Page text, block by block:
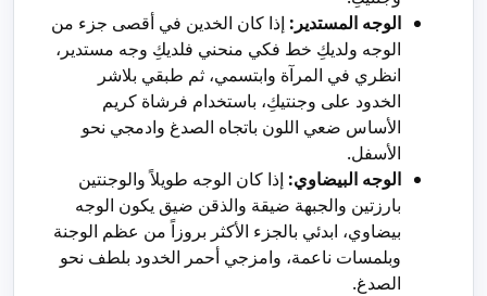
الوجه المستدير: إذا كان الخدين في أقصى جزء من
الوجه ولديكِ خط فكي منحني فلديكِ وجه مستدير،
انظري في المرآة وابتسمي، ثم طبقي بلاشر
الخدود على وجنتيكِ، باستخدام فرشاة كريم
الأساس ضعي اللون باتجاه الصدغ وادمجي نحو
الأسفل.
الوجه البيضاوي: إذا كان الوجه طويلاً والوجنتين
بارزتين والجبهة ضيقة والذقن ضيق يكون الوجه
بيضاوي، ابدئي بالجزء الأكثر بروزاً من عظم الوجنة
وبلمسات ناعمة، وامزجي أحمر الخدود بلطف نحو
الصدغ.